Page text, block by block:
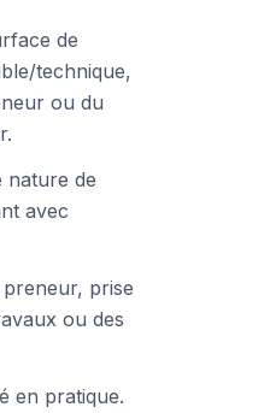
de
technique,
ou du
nature de
avec
prise
ou des
en pratique.